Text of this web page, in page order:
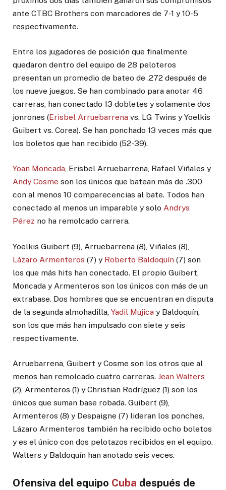
ante CTBC Brothers con marcadores de 7-1 y 10-5
respectivamente.
Entre los jugadores de posición que finalmente
quedaron dentro del equipo de 28 peloteros
presentan un promedio de bateo de .272 después de
los nueve juegos. Se han combinado para anotar 46
carreras, han conectado 13 dobletes y solamente dos
jonrones (Erisbel Arruebarrena vs. LG Twins y Yoelkis
Guibert vs. Corea). Se han ponchado 13 veces más que
los boletos que han recibido (52-39).
Yoan Moncada, Erisbel Arruebarrena, Rafael Viñales y
Andy Cosme son los únicos que batean más de .300
con al menos 10 comparecencias al bate. Todos han
conectado al menos un imparable y solo Andrys
Pérez no ha remolcado carrera.
Yoelkis Guibert (9), Arruebarrena (8), Viñales (8),
Lázaro Armenteros (7) y Roberto Baldoquín (7) son
los que más hits han conectado. El propio Guibert,
Moncada y Armenteros son los únicos con más de un
extrabase. Dos hombres que se encuentran en disputa
de la segunda almohadilla, Yadil Mujica y Baldoquín,
son los que más han impulsado con siete y seis
respectivamente.
Arruebarrena, Guibert y Cosme son los otros que al
menos han remolcado cuatro carreras. Jean Walters
(2), Armenteros (1) y Christian Rodríguez (1) son los
únicos que suman base robada. Guibert (9),
Armenteros (8) y Despaigne (7) lideran los ponches.
Lázaro Armenteros también ha recibido ocho boletos
y es el único con dos pelotazos recibidos en el equipo.
Walters y Baldoquín han anotado seis veces.
Ofensiva del equipo Cuba después de